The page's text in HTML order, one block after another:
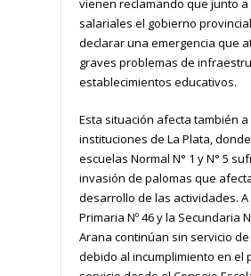
vienen reclamando que junto
salariales el gobierno
declarar una emergencia que
graves problemas de
establecimientos educativos.
Esta situación afecta también a
instituciones de La Plata,
escuelas Normal N° 1 y N° 5
invasión de palomas que
desarrollo de las actividades. A
Primaria Nº 46 y la Secundaria
Arana continúan sin servicio
debido al incumplimiento en el